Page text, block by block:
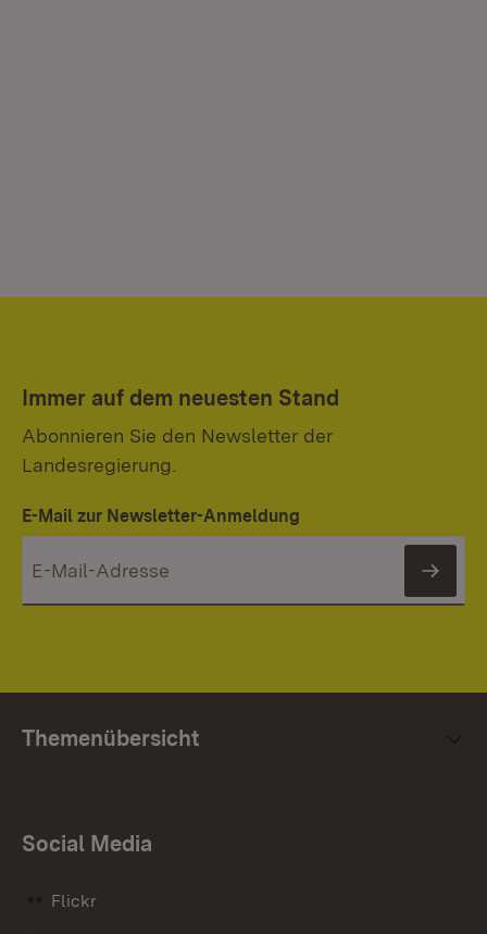
Immer auf dem neuesten Stand
Abonnieren Sie den Newsletter der
Landesregierung.
E-Mail zur Newsletter-Anmeldung
Themenübersicht
Social Media
Flickr